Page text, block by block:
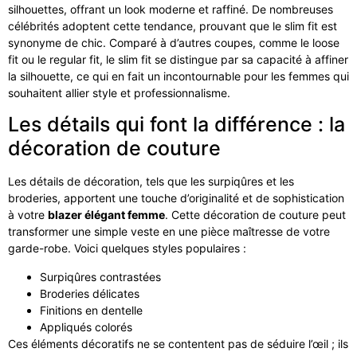
silhouettes, offrant un look moderne et raffiné. De nombreuses
célébrités adoptent cette tendance, prouvant que le slim fit est
synonyme de chic. Comparé à d’autres coupes, comme le loose
fit ou le regular fit, le slim fit se distingue par sa capacité à affiner
la silhouette, ce qui en fait un incontournable pour les femmes qui
souhaitent allier style et professionnalisme.
Les détails qui font la différence : la
décoration de couture
Les détails de décoration, tels que les surpiqûres et les
broderies, apportent une touche d’originalité et de sophistication
à votre blazer élégant femme. Cette décoration de couture peut
transformer une simple veste en une pièce maîtresse de votre
garde-robe. Voici quelques styles populaires :
Surpiqûres contrastées
Broderies délicates
Finitions en dentelle
Appliqués colorés
Ces éléments décoratifs ne se contentent pas de séduire l’œil ; ils